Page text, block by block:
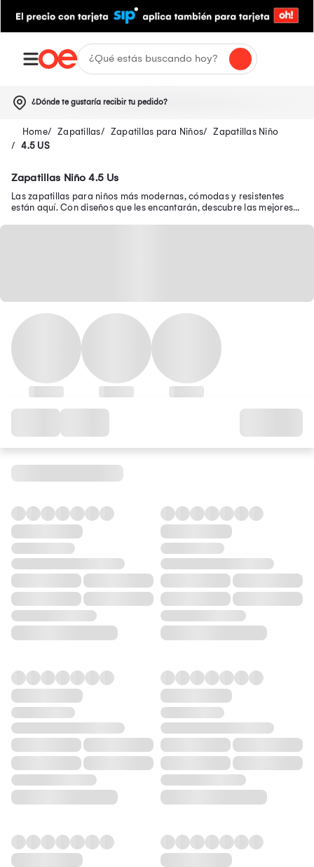
¿Dónde te gustaría recibir tu pedido?
Zapatillas Zapatillas para Niños
Zapatillas Niño
4.5 US
Zapatillas Niño 4.5 Us
Las zapatillas para niños más modernas, cómodas y resistentes
están aquí. Con diseños que les encantarán, descubre las mejores